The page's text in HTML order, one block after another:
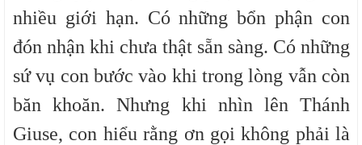
nhiều giới hạn. Có những bổn phận con
đón nhận khi chưa thật sẵn sàng. Có những
sứ vụ con bước vào khi trong lòng vẫn còn
băn khoăn. Nhưng khi nhìn lên Thánh
Giuse, con hiểu rằng ơn gọi không phải là